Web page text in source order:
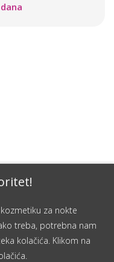
za nokte
treba, potrebna nam
kolačića. Klikom na